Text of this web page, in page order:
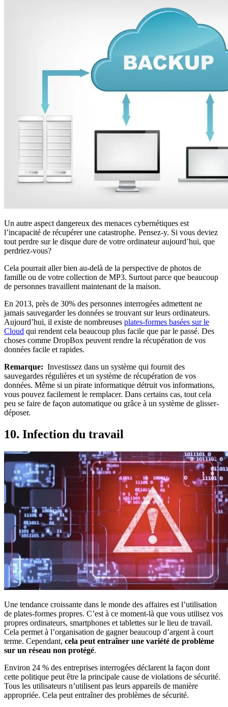
Un autre aspect dangereux des menaces cybernétiques est
l’incapacité de récupérer une catastrophe. Pensez-y. Si vous deviez
tout perdre sur le disque dure de votre ordinateur aujourd’hui, que
perdriez-vous?
Cela pourrait aller bien au-delà de la perspective de photos de
famille ou de votre collection de MP3. Surtout parce que beaucoup
de personnes travaillent maintenant de la maison.
En 2013, près de 30% des personnes interrogées admettent ne
jamais sauvegarder les données se trouvant sur leurs ordinateurs.
Aujourd’hui, il existe de nombreuses plates-formes basées sur le
Cloud qui rendent cela beaucoup plus facile que par le passé. Des
choses comme DropBox peuvent rendre la récupération de vos
données facile et rapides.
Remarque: Investissez dans un système qui fournit des
sauvegardes régulières et un système de récupération de vos
données. Même si un pirate informatique détruit vos informations,
vous pouvez facilement le remplacer. Dans certains cas, tout cela
peu se faire de façon automatique ou grâce à un système de glisser-
déposer.
10. Infection du travail
Une tendance croissante dans le monde des affaires est l’utilisation
de plates-formes propres. C’est à ce moment-là que vous utilisez vos
propres ordinateurs, smartphones et tablettes sur le lieu de travail.
Cela permet à l’organisation de gagner beaucoup d’argent à court
terme. Cependant, cela peut entraîner une variété de problème
sur un réseau non protégé.
Environ 24 % des entreprises interrogées déclarent la façon dont
cette politique peut être la principale cause de violations de sécurité.
Tous les utilisateurs n’utilisent pas leurs appareils de manière
appropriée. Cela peut entraîner des problèmes de sécurité.